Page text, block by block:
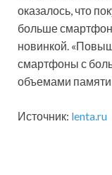
оказалось, что
больше
новинкой.
смартфоны с
объемами
Источник: lenta.ru